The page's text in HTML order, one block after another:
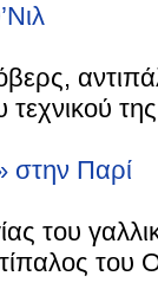
τεχνικού
στην Παρί
του
του